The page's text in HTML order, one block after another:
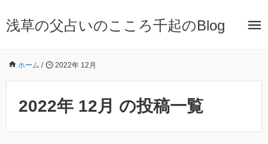
浅草の父占いのこころ千起のBlog
ホーム / 2022年 12月
2022年 12月 の投稿一覧